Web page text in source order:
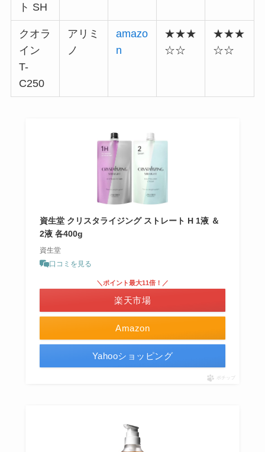
ト SH
クオラ
イン
T-
C250
アリミ
ノ
amazo
n
★★★
☆☆
★★★
☆☆
資生堂 クリスタライジング ストレート H 1液 ＆
2液 各400g
資生堂
口コミを見る
Amazon
＼ポイント最大11倍！／
楽天市場
Yahooショッピング
ポチップ